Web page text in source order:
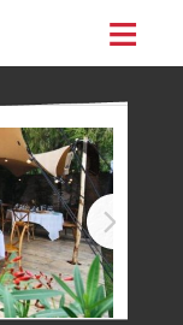
assortiment
bestellen
contact